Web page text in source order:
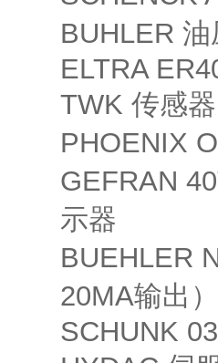
BUHLER 油
ELTRA
TWK 传感器
PHOENIX
GEFRAN
示器
BUEHLER
20MA输出）
SCHUNK